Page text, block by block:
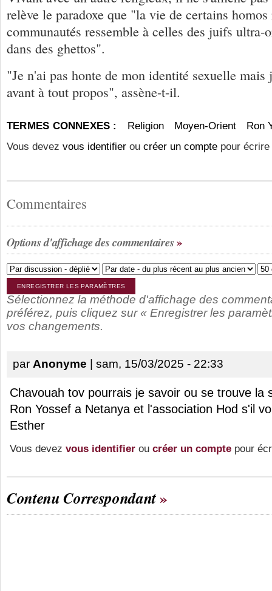
relève le paradoxe que "la vie de certains homos
communautés ressemble à celles des juifs ultra-
dans des ghettos".
"Je n'ai pas honte de mon identité sexuelle mais
avant à tout propos", assène-t-il.
TERMES CONNEXES : Religion Moyen-Orient
Ron
Vous devez vous identifier ou créer un compte pour
Commentaires
Options d'affichage des commentaires
Sélectionnez la méthode d'affichage des
préférez, puis cliquez sur « Enregistrer les
vos changements.
par Anonyme | sam, 15/03/2025 - 22:33
Chavouah tov pourrais je savoir ou se trouve la
Ron Yossef a Netanya et l'association Hod s'il
Esther
Vous devez vous identifier ou créer un compte pour
Contenu Correspondant